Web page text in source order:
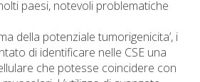
paesi, notevoli problematiche
della potenziale tumorigenicita’, i
di identificare nelle CSE una
che potesse coincidere con